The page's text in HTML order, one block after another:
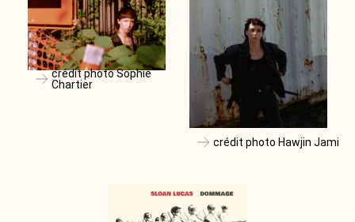
crédit photo Sophie
Chartier
crédit photo Hawjin Jami